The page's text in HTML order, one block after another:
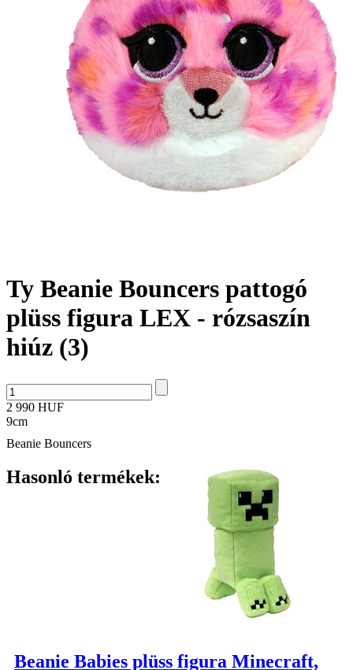
Ty Beanie Bouncers pattogó
plüss figura LEX - rózsaszín
hiúz (3)
2 990 HUF
9cm
Beanie Bouncers
Hasonló termékek:
Beanie Babies plüss figura Minecraft,